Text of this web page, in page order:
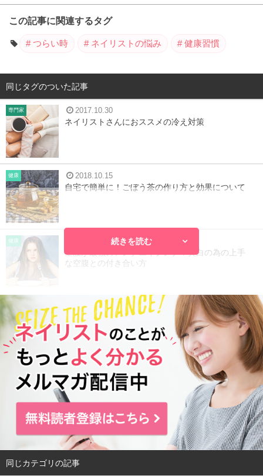
この記事に関連するタグ
つらい時 ネイリストの悩み 健康習慣
同じタグのついた記事
専門家 2017.10.30
ネイリストさんにおススメの冷え対策
健康 2018.10.15
自宅で簡単に！ごぼう茶の作り方と効果について
健康 2016.07.24
空腹が最強のアンチエイジング？美白の為の上手
な空腹との付き合い方
続きを読む
同じカテゴリの記事